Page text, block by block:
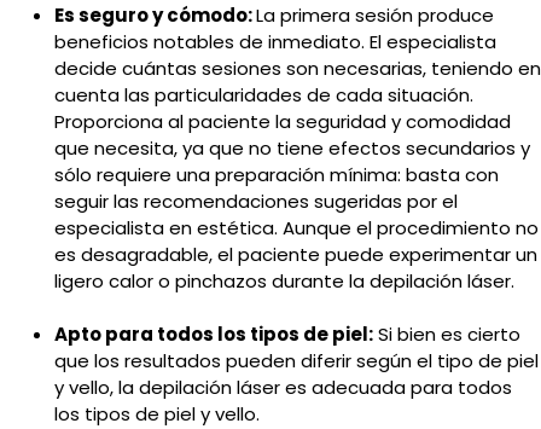
Es seguro y cómodo:La primera sesión produce
beneficios notables de inmediato. El especialista
decide cuántas sesiones son necesarias, teniendo en
cuenta las particularidades de cada situación.
Proporciona al paciente la seguridad y comodidad
que necesita, ya que no tiene efectos secundarios y
sólo requiere una preparación mínima: basta con
seguir las recomendaciones sugeridas por el
especialista en estética. Aunque el procedimiento no
es desagradable, el paciente puede experimentar un
ligero calor o pinchazos durante la depilación láser.
Apto para todos los tipos de piel:Si bien es cierto
que los resultados pueden diferir según el tipo de piel
y vello, la depilación láser es adecuada para todos
los tipos de piel y vello.